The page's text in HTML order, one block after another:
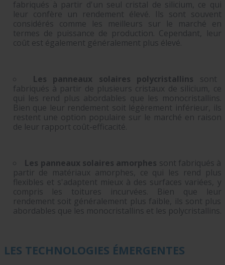
fabriqués à partir d'un seul cristal de silicium, ce qui
leur confère un rendement élevé. Ils sont souvent
considérés comme les meilleurs sur le marché en
termes de puissance de production. Cependant, leur
coût est également généralement plus élevé.
Les panneaux solaires polycristallins sont
fabriqués à partir de plusieurs cristaux de silicium, ce
qui les rend plus abordables que les monocristallins.
Bien que leur rendement soit légèrement inférieur, ils
restent une option populaire sur le marché en raison
de leur rapport coût-efficacité.
Les panneaux solaires amorphes sont fabriqués à
partir de matériaux amorphes, ce qui les rend plus
flexibles et s'adaptent mieux à des surfaces variées, y
compris les toitures incurvées. Bien que leur
rendement soit généralement plus faible, ils sont plus
abordables que les monocristallins et les polycristallins.
LES TECHNOLOGIES ÉMERGENTES